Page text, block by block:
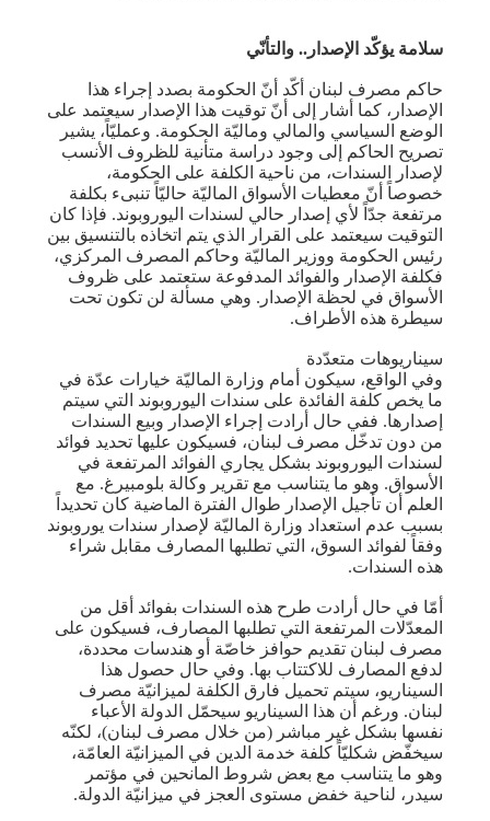
سلامة يؤكّد الإصدار.. والتأنّي
حاكم مصرف لبنان أكّد أنّ الحكومة بصدد إجراء هذا
الإصدار، كما أشار إلى أنّ توقيت هذا الإصدار سيعتمد على
الوضع السياسي والمالي وماليّة الحكومة. وعمليّاً، يشير
تصريح الحاكم إلى وجود دراسة متأنية للظروف الأنسب
لإصدار السندات، من ناحية الكلفة على الحكومة،
خصوصاً أنّ معطيات الأسواق الماليّة حاليّاً تنبىء بكلفة
مرتفعة جدّاً لأي إصدار حالي لسندات اليوروبوند. فإذا كان
التوقيت سيعتمد على القرار الذي يتم اتخاذه بالتنسيق بين
رئيس الحكومة ووزير الماليّة وحاكم المصرف المركزي،
فكلفة الإصدار والفوائد المدفوعة ستعتمد على ظروف
الأسواق في لحظة الإصدار. وهي مسألة لن تكون تحت
سيطرة هذه الأطراف.
سيناريوهات متعدّدة
وفي الواقع، سيكون أمام وزارة الماليّة خيارات عدّة في
ما يخص كلفة الفائدة على سندات اليوروبوند التي سيتم
إصدارها. ففي حال أرادت إجراء الإصدار وبيع السندات
من دون تدخّل مصرف لبنان، فسيكون عليها تحديد فوائد
لسندات اليوروبوند بشكل يجاري الفوائد المرتفعة في
الأسواق. وهو ما يتناسب مع تقرير وكالة بلومبيرغ. مع
العلم أن تأجيل الإصدار طوال الفترة الماضية كان تحديداً
بسبب عدم استعداد وزارة الماليّة لإصدار سندات يوروبوند
وفقاً لفوائد السوق، التي تطلبها المصارف مقابل شراء
هذه السندات.
أمّا في حال أرادت طرح هذه السندات بفوائد أقل من
المعدّلات المرتفعة التي تطلبها المصارف، فسيكون على
مصرف لبنان تقديم حوافز خاصّة أو هندسات محددة،
لدفع المصارف للاكتتاب بها. وفي حال حصول هذا
السيناريو، سيتم تحميل فارق الكلفة لميزانيّة مصرف
لبنان. ورغم أن هذا السيناريو سيحمّل الدولة الأعباء
نفسها بشكل غير مباشر (من خلال مصرف لبنان)، لكنّه
سيخفّض شكليّاً كلفة خدمة الدين في الميزانيّة العامّة،
وهو ما يتناسب مع بعض شروط المانحين في مؤتمر
سيدر، لناحية خفض مستوى العجز في ميزانيّة الدولة.